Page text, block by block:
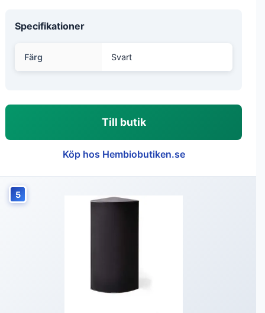
Specifikationer
Färg Svart
Till butik
Köp hos Hembiobutiken.se
5